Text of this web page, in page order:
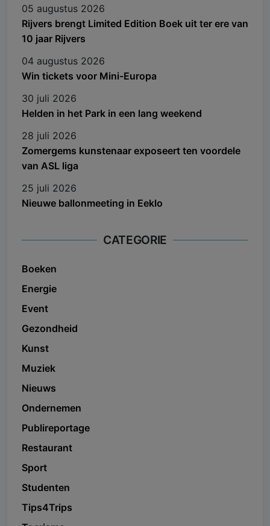
05 augustus 2026
Rijvers brengt Limited Edition Boek uit ter ere van
10 jaar Rijvers
04 augustus 2026
Win tickets voor Mini-Europa
30 juli 2026
Helden in het Park in een lang weekend
28 juli 2026
Zomergems kunstenaar exposeert ten voordele
van ASL liga
25 juli 2026
Nieuwe ballonmeeting in Eeklo
CATEGORIE
Boeken
Energie
Event
Gezondheid
Kunst
Muziek
Nieuws
Ondernemen
Publireportage
Restaurant
Sport
Studenten
Tips4Trips